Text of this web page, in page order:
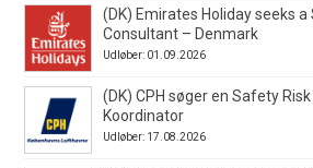
(DK) Emirates Holiday seeks a
Consultant – Denmark
Udløber: 01.09.2026
(DK) CPH søger en Safety
Koordinator
Udløber: 17.08.2026